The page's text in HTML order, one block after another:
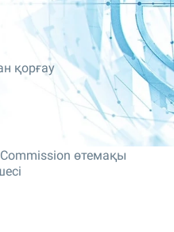
қорғау
өтемақы